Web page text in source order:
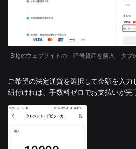
Bitgetウェブサイトの「暗号資産を購入」タブ
ご希望の法定通貨を選択して金額を入力
紐付ければ、手数料ゼロでお支払いが完